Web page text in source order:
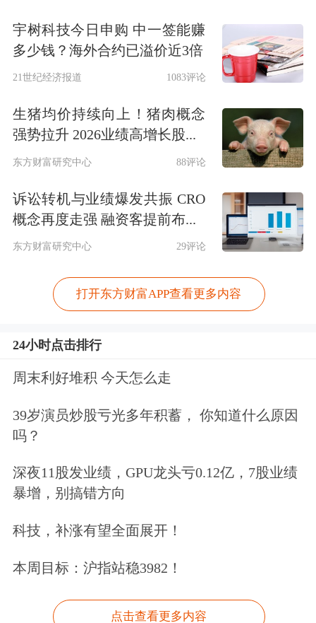
宇树科技今日申购 中一签能赚
多少钱？海外合约已溢价近3倍
21世纪经济报道 1083评论
生猪均价持续向上！猪肉概念
强势拉升 2026业绩高增长股...
东方财富研究中心 88评论
诉讼转机与业绩爆发共振 CRO
概念再度走强 融资客提前布...
东方财富研究中心 29评论
打开东方财富APP查看更多内容
24小时点击排行
周末利好堆积 今天怎么走
39岁演员炒股亏光多年积蓄， 你知道什么原因
吗？
深夜11股发业绩，GPU龙头亏0.12亿，7股业绩
暴增，别搞错方向
科技，补涨有望全面展开！
本周目标：沪指站稳3982！
点击查看更多内容